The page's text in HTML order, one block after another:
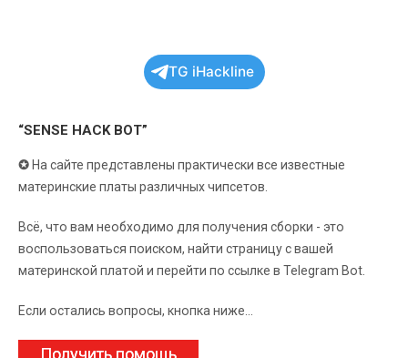
TG iHackline
“SENSE HACK BOT”
✪ На сайте представлены практически все известные
материнские платы различных чипсетов.
Всё, что вам необходимо для получения сборки - это
воспользоваться поиском, найти страницу с вашей
материнской платой и перейти по ссылке в Telegram Bot.
Если остались вопросы, кнопка ниже...
Получить помощь